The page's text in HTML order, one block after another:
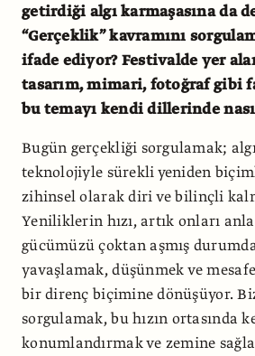
getirdiği algı karmaşasına da
“Gerçeklik” kavramını
ifade ediyor? Festivalde yer
tasarım, mimari, fotoğraf gibi
bu temayı kendi dillerinde
Bugün gerçekliği sorgulamak;
teknolojiyle sürekli yeniden
zihinsel olarak diri ve bilinçli
Yeniliklerin hızı, artık onları
gücümüzü çoktan aşmış
yavaşlamak, düşünmek ve
bir direnç biçimine dönüşüyor.
sorgulamak, bu hızın ortasında
konumlandırmak ve zemine